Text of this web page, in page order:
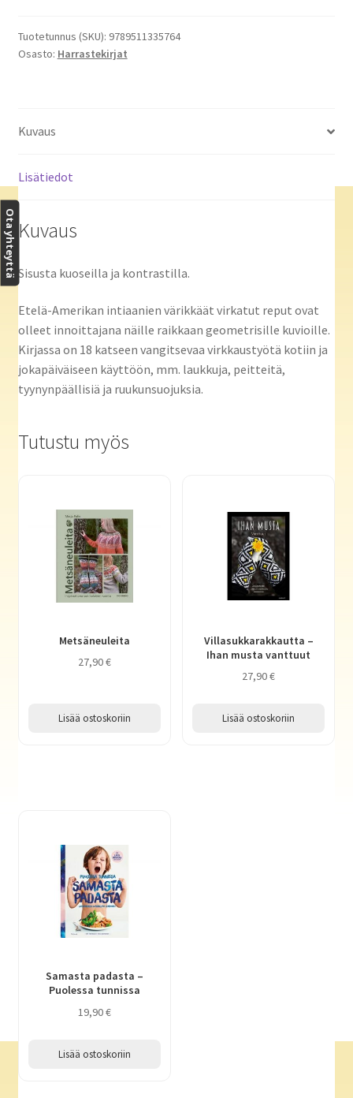
määrä
Tuotetunnus (SKU): 9789511335764
Osasto: Harrastekirjat
Kuvaus
Lisätiedot
Kuvaus
Sisusta kuoseilla ja kontrastilla.
Etelä-Amerikan intiaanien värikkäät virkatut reput ovat
olleet innoittajana näille raikkaan geometrisille kuvioille.
Kirjassa on 18 katseen vangitsevaa virkkaustyötä kotiin ja
jokapäiväiseen käyttöön, mm. laukkuja, peitteitä,
tyynynpäällisiä ja ruukunsuojuksia.
Tutustu myös
Metsäneuleita
27,90€
Lisää ostoskoriin
Villasukkarakkautta –
Ihan musta vanttuut
27,90€
Lisää ostoskoriin
Samasta padasta –
Puolessa tunnissa
19,90€
Lisää ostoskoriin
Ota yhteyttä